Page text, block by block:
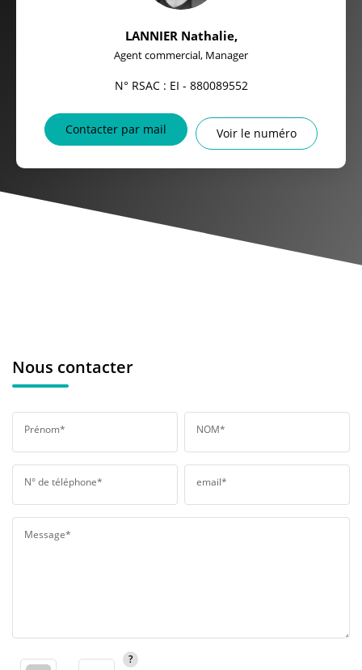
LANNIER Nathalie,
Agent commercial, Manager
N° RSAC : EI - 880089552
Contacter par mail Voir le numéro
Nous contacter
Prénom* NOM*
N° de téléphone* email*
Message*